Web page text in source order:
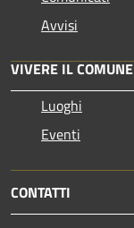
Avvisi
VIVERE IL COMUNE
Luoghi
Eventi
CONTATTI